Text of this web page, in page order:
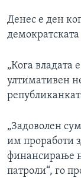
Денес е ден
„Кога владата
ултимативен
„Задоволен
им проработи
финансирање
патроли“, го